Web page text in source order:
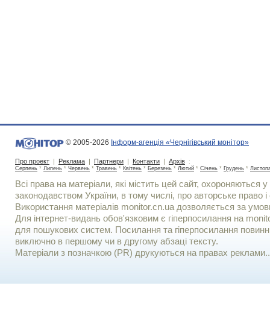
© 2005-2026 Інформ-агенція «Чернігівський монітор»
Про проект | Реклама | Партнери | Контакти | Архів :
Серпень * Липень * Червень * Травень * Квітень * Березень * Лютий * Січень * Грудень *
Всі права на матеріали, які містить цей сайт, охороняються у
законодавством України, в тому числі, про авторське право і
Використання матерiалiв monitor.cn.ua дозволяється за
Для iнтернет-видань обов'язковим є гiперпосилання на
для пошукових систем. Посилання та гіперпосилання
виключно в першому чи в другому абзаці тексту.
Матеріали з позначкою (PR) друкуються на правах реклами..